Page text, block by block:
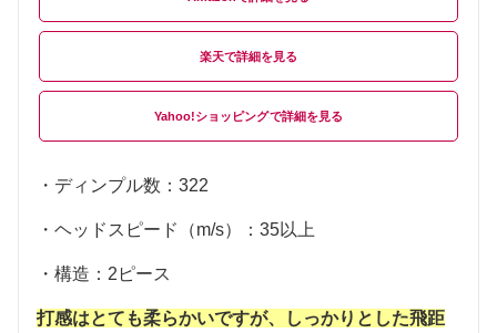
楽天
Yahoo!ショッピング
・ディンプル数：322
・ヘッドスピード（m/s）：35以上
・構造：2ピース
打感はとても柔らかいですが、しっかりとした飛距